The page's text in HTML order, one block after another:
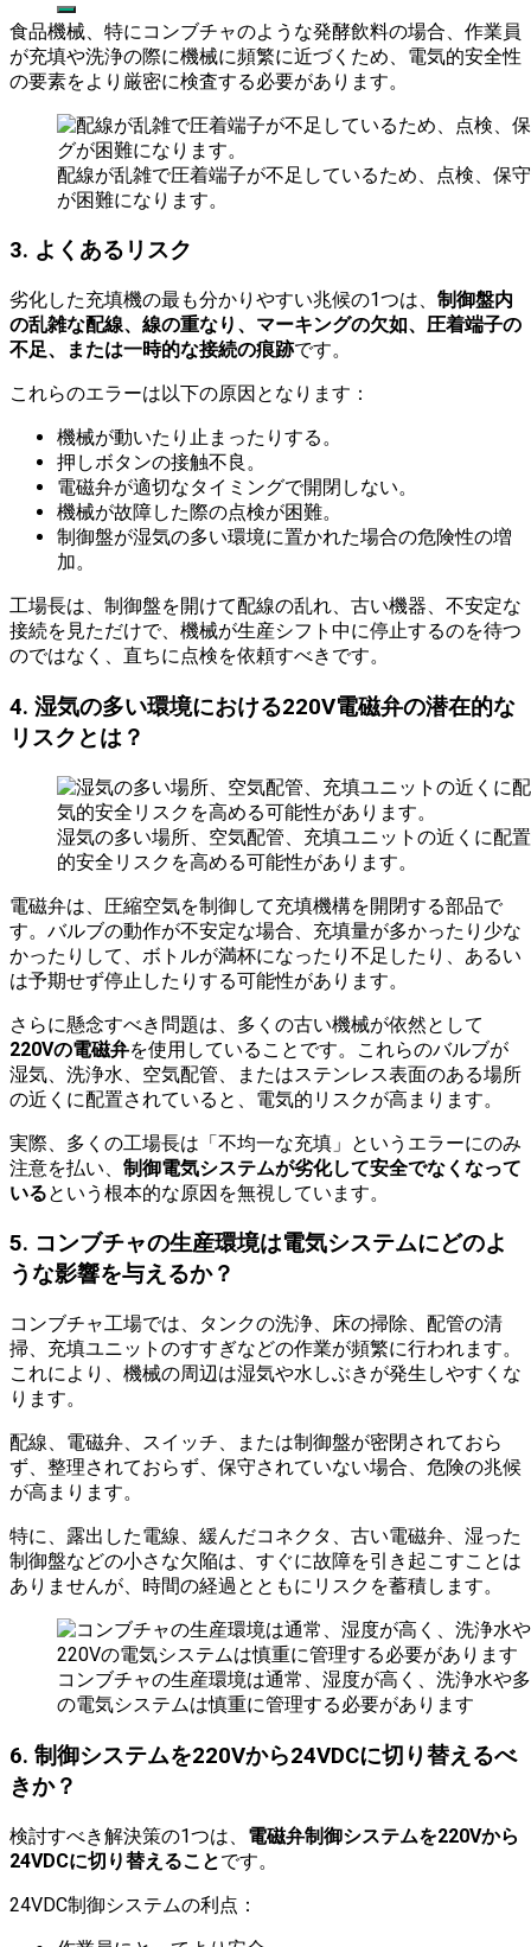
食品機械、特にコンブチャのような発酵飲料の場合、作業員
が充填や洗浄の際に機械に頻繁に近づくため、電気的安全性
の要素をより厳密に検査する必要があります。
配線が乱雑で圧着端子が不足しているため、点検、保
が困難になります。
3. よくあるリスク
劣化した充填機の最も分かりやすい兆候の1つは、 制御盤内
の乱雑な配線、線の重なり、マーキングの欠如、圧着端子の
不足、または一時的な接続の痕跡です。
これらのエラーは以下の原因となります：
機械が動いたり止まったりする。
押しボタンの接触不良。
電磁弁が適切なタイミングで開閉しない。
機械が故障した際の点検が困難。
制御盤が湿気の多い環境に置かれた場合の危険性の増
加。
工場長は、制御盤を開けて配線の乱れ、古い機器、不安定な
接続を見ただけで、機械が生産シフト中に停止するのを待つ
のではなく、直ちに点検を依頼すべきです。
4. 湿気の多い環境における220V電磁弁の潜在的な
リスクとは？
湿気の多い場所、空気配管、充填ユニットの近くに配
的安全リスクを高める可能性があります。
電磁弁は、圧縮空気を制御して充填機構を開閉する部品で
す。バルブの動作が不安定な場合、充填量が多かったり少な
かったりして、ボトルが満杯になったり不足したり、あるい
は予期せず停止したりする可能性があります。
さらに懸念すべき問題は、多くの古い機械が依然として
220Vの電磁弁を使用していることです。これらのバルブが
湿気、洗浄水、空気配管、またはステンレス表面のある場所
の近くに配置されていると、電気的リスクが高まります。
実際、多くの工場長は「不均一な充填」というエラーにのみ
注意を払い、 制御電気システムが劣化して安全でなくなって
いるという根本的な原因を無視しています。
5. コンブチャの生産環境は電気システムにどのよ
うな影響を与えるか？
コンブチャ工場では、タンクの洗浄、床の掃除、配管の清
掃、充填ユニットのすすぎなどの作業が頻繁に行われます。
これにより、機械の周辺は湿気や水しぶきが発生しやすくな
ります。
配線、電磁弁、スイッチ、または制御盤が密閉されておら
ず、整理されておらず、保守されていない場合、危険の兆候
が高まります。
特に、露出した電線、緩んだコネクタ、古い電磁弁、湿った
制御盤などの小さな欠陥は、すぐに故障を引き起こすことは
ありませんが、時間の経過とともにリスクを蓄積します。
コンブチャの生産環境は通常、湿度が高く、洗浄水や
の電気システムは慎重に管理する必要があります
6. 制御システムを220Vから24VDCに切り替えるべ
きか？
検討すべき解決策の1つは、 電磁弁制御システムを220Vから
24VDCに切り替えることです。
24VDC制御システムの利点：